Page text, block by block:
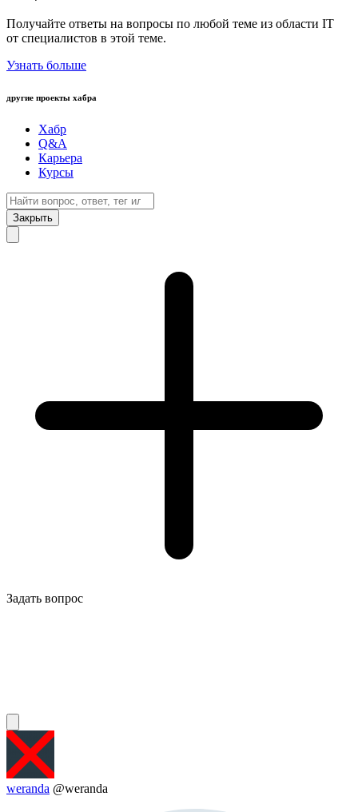
Получайте ответы на вопросы по любой теме из области IT
от специалистов в этой теме.
Узнать больше
другие проекты хабра
Хабр
Q&A
Карьера
Курсы
Закрыть
Задать вопрос
weranda @weranda